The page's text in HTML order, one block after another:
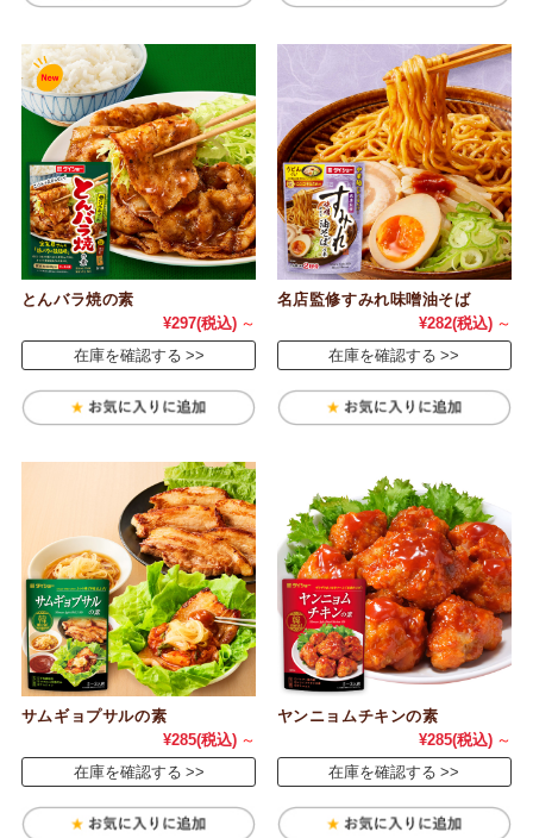
とんバラ焼の素
¥297(税込) ～
在庫を確認する
名店監修すみれ味噌油そば
¥282(税込) ～
在庫を確認する
サムギョプサルの素
¥285(税込) ～
在庫を確認する
ヤンニョムチキンの素
¥285(税込) ～
在庫を確認する